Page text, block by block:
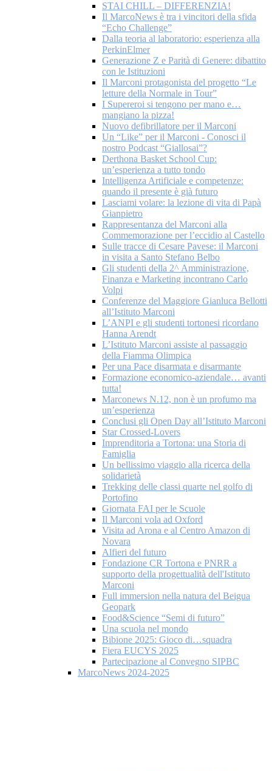
STAI CHILL – DIFFERENZIA!
Il MarcoNews è tra i vincitori della sfida
“Echo Challenge”
Dalla teoria al laboratorio: esperienza alla
PerkinElmer
Generazione Z e Parità di Genere: dibattito
con le Istituzioni
Il Marconi protagonista del progetto “Le
letture della Normale in Tour”
I Supereroi si tengono per mano e…
mangiano la pizza!
Nuovo defibrillatore per il Marconi
Un “Like” per il Marconi - Conosci il
nostro Podcast “Giallosai”?
Derthona Basket School Cup:
un’esperienza a tutto tondo
Intelligenza Artificiale e competenze:
quando il presente è già futuro
Lasciami volare: la lezione di vita di Papà
Gianpietro
Rappresentanza del Marconi alla
Commemorazione per l’eccidio al Castello
Sulle tracce di Cesare Pavese: il Marconi
in visita a Santo Stefano Belbo
Gli studenti della 2^ Amministrazione,
Finanza e Marketing incontrano Carlo
Volpi
Conferenze del Maggiore Gianluca Bellotti
all’Istituto Marconi
L’ANPI e gli studenti tortonesi ricordano
Hanna Arendt
L’Istituto Marconi assiste al passaggio
della Fiamma Olimpica
Per una Pace disarmata e disarmante
Formazione economico-aziendale… avanti
tutta!
Marconews N.12, non è un profumo ma
un’esperienza
Conclusi gli Open Day all’Istituto Marconi
Star Crossed-Lovers
Imprenditoria a Tortona: una Storia di
Famiglia
Un bellissimo viaggio alla ricerca della
solidarietà
Trekking delle classi quarte nel golfo di
Portofino
Giornata FAI per le Scuole
Il Marconi vola ad Oxford
Visita ad Arona e al Centro Amazon di
Novara
Alfieri del futuro
Fondazione CR Tortona e PNRR a
supporto della progettualità dell'Istituto
Marconi
Full immersion nella natura del Beigua
Geopark
Food&Science “Semi di futuro”
Una scuola nel mondo
Bibione 2025: Gioco di…squadra
Fiera EUCYS 2025
Partecipazione al Convegno SIPBC
MarcoNews 2024-2025